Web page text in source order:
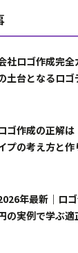
社ロゴ作成完
土台となるロ
ゴ作成の正解
プの考え方と
年最新｜ロ
の実例で学ぶ